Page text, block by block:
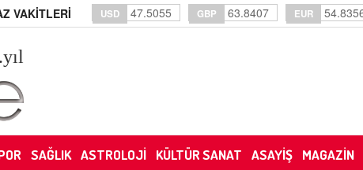
VAKİTLERİ USD 47.5055 GBP 63.8407 EUR
.yıl
SAĞLIK ASTROLOJİ KÜLTÜR SANAT ASAYİŞ MAGAZİN